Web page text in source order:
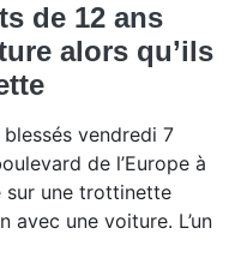
de 12 ans
alors qu’ils
vendredi 7
de l’Europe à
sur une trottinette
avec une voiture. L’un